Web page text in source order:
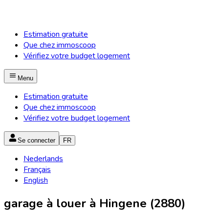
Estimation gratuite
Que chez immoscoop
Vérifiez votre budget logement
Menu
Estimation gratuite
Que chez immoscoop
Vérifiez votre budget logement
Se connecter FR
Nederlands
Français
English
garage à louer à Hingene (2880)